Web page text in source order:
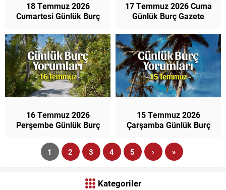
18 Temmuz 2026
Cumartesi Günlük Burç
17 Temmuz 2026 Cuma
Günlük Burç Gazete
16 Temmuz 2026
Perşembe Günlük Burç
15 Temmuz 2026
Çarşamba Günlük Burç
1 2 3 4 5 › »
Kategoriler